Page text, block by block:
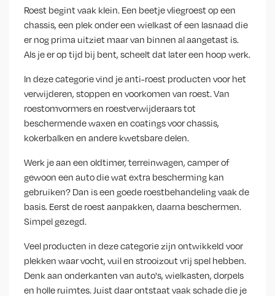
Roest begint vaak klein. Een beetje vliegroest op een
chassis, een plek onder een wielkast of een lasnaad die
er nog prima uitziet maar van binnen al aangetast is.
Als je er op tijd bij bent, scheelt dat later een hoop werk.
In deze categorie vind je anti-roest producten voor het
verwijderen, stoppen en voorkomen van roest. Van
roestomvormers en roestverwijderaars tot
beschermende waxen en coatings voor chassis,
kokerbalken en andere kwetsbare delen.
Werk je aan een oldtimer, terreinwagen, camper of
gewoon een auto die wat extra bescherming kan
gebruiken? Dan is een goede roestbehandeling vaak de
basis. Eerst de roest aanpakken, daarna beschermen.
Simpel gezegd.
Veel producten in deze categorie zijn ontwikkeld voor
plekken waar vocht, vuil en strooizout vrij spel hebben.
Denk aan onderkanten van auto's, wielkasten, dorpels
en holle ruimtes. Juist daar ontstaat vaak schade die je